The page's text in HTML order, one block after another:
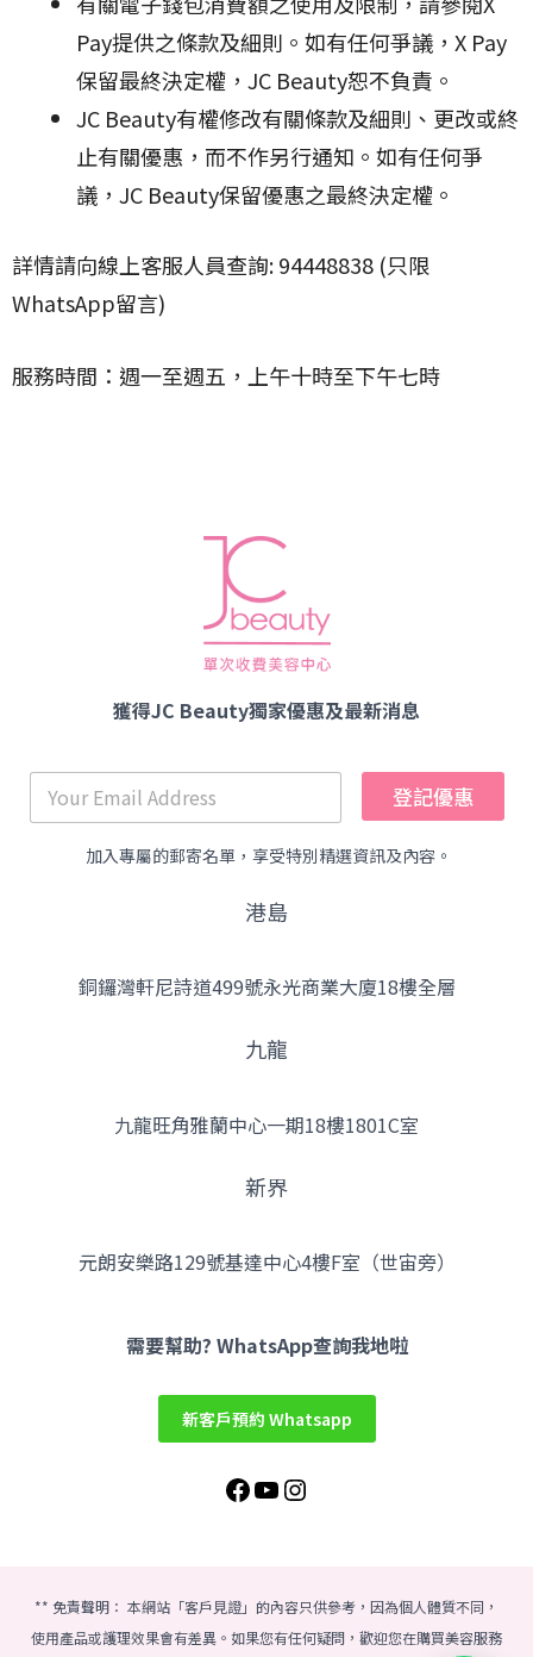
Pay提供之條款及細則。如有任何爭議，X Pay
保留最終決定權，JC Beauty恕不負責。
JC Beauty有權修改有關條款及細則、更改或終
止有關優惠，而不作另行通知。如有任何爭
議，JC Beauty保留優惠之最終決定權。
詳情請向線上客服人員查詢: 94448838 (只限
WhatsApp留言)
服務時間：週一至週五，上午十時至下午七時
獲得JC Beauty獨家優惠及最新消息
登記優惠
加入專屬的郵寄名單，享受特別精選資訊及內容。
港島
銅鑼灣軒尼詩道499號永光商業大廈18樓全層
九龍
九龍旺角雅蘭中心一期18樓1801C室
新界
元朗安樂路129號基達中心4樓F室（世宙旁）
需要幫助? WhatsApp查詢我地啦
新客戶預約 Whatsapp
Facebook
YouTube
Instagram
** 免責聲明： 本網站「客戶見證」的內容只供參考，因為個人體質不同，
使用產品或護理效果會有差異。如果您有任何疑問，歡迎您在購買美容服務